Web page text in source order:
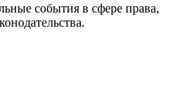
события в сфере права,